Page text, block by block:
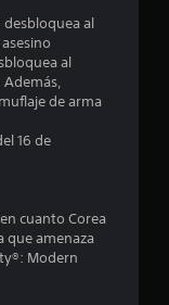
desbloquea al
al
Además,
de arma
16 de
cuanto Corea
que amenaza
Modern